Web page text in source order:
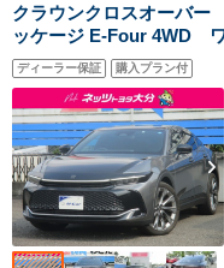
クラウンクロスオーバ
ッケージ E-Four 4WD
プレイオーディオ
正アルミ
ディーラー保証 購入プラン付